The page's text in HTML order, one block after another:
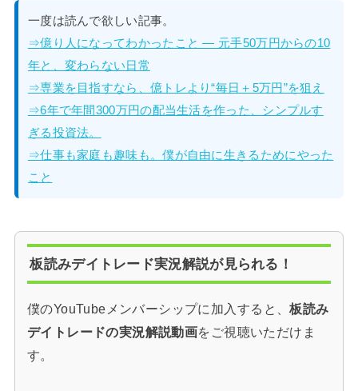
一度は読んで欲しい記事。
⇒億り人になってわかったこと — 元手50万円からの10
年と、変わらない日常
⇒専業を目指すなら、億トレより“毎日＋5万円”を狙え
⇒6年で年間300万円の配当生活を作った、シンプルす
ぎる投資法。
⇒仕事も家庭も趣味も。僕が自由に生きるためにやった
こと
板読みデイトレード実況解説が見られる！
僕のYouTubeメンバーシップに加入すると、板読み
デイトレードの実況解説動画をご視聴いただけま
す。